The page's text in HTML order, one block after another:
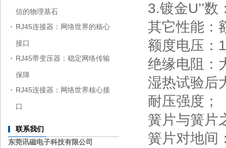
信的物理基石
RJ45连接器：网络世界的核心
接口
RJ45带变压器：稳定网络传输
保障
RJ45连接器：网络世界核心接
口
联系我们
东莞讯磁电子科技有限公司
3.镀金U’’
其它性能：
额度电压：
绝缘电阻：
湿热试验后
耐压强度；
簧片与簧片
簧片对地间